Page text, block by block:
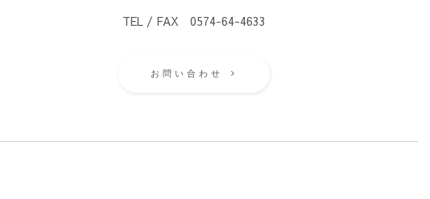
TEL / FAX 0574-64-4633
お問い合わせ